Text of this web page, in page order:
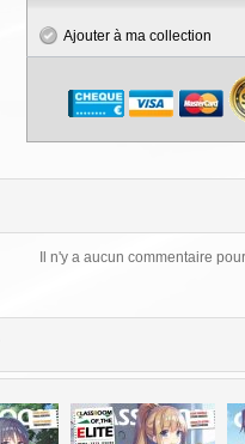
Ajouter à ma collection
Il n'y a aucun commentaire